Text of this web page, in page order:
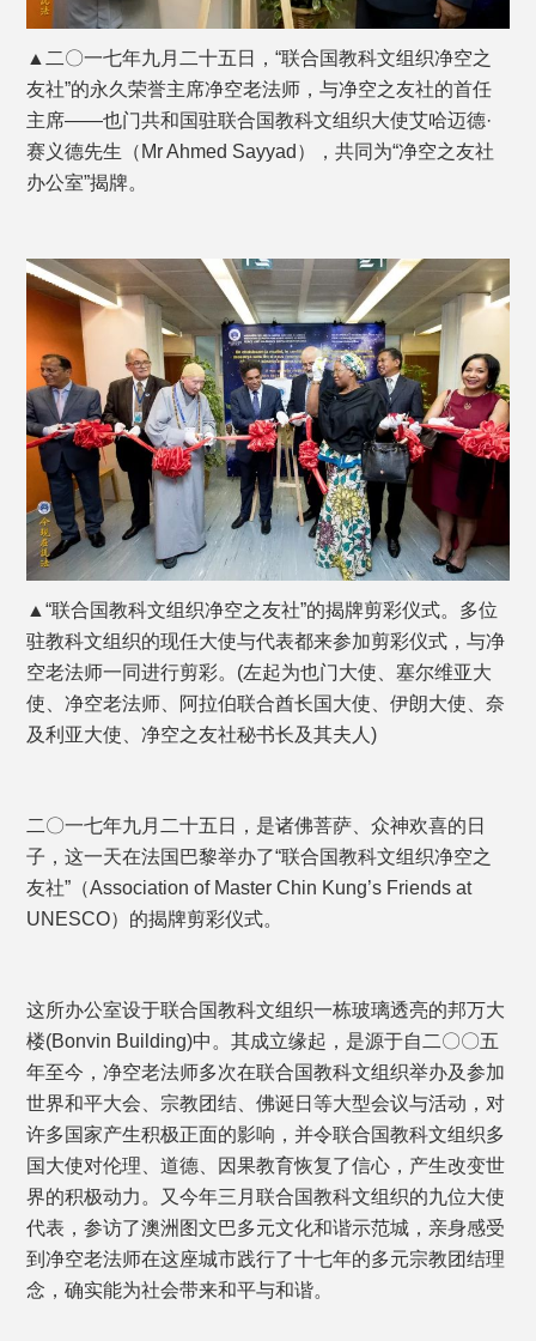
▲二〇一七年九月二十五日，“联合国教科文组织净空之
友社”的永久荣誉主席净空老法师，与净空之友社的首任
主席——也门共和国驻联合国教科文组织大使艾哈迈德·
赛义德先生（Mr Ahmed Sayyad），共同为“净空之友社
办公室”揭牌。
▲“联合国教科文组织净空之友社”的揭牌剪彩仪式。多位
驻教科文组织的现任大使与代表都来参加剪彩仪式，与净
空老法师一同进行剪彩。(左起为也门大使、塞尔维亚大
使、净空老法师、阿拉伯联合酋长国大使、伊朗大使、奈
及利亚大使、净空之友社秘书长及其夫人)
二〇一七年九月二十五日，是诸佛菩萨、众神欢喜的日
子，这一天在法国巴黎举办了“联合国教科文组织净空之
友社”（Association of Master Chin Kung’s Friends at
UNESCO）的揭牌剪彩仪式。
这所办公室设于联合国教科文组织一栋玻璃透亮的邦万大
楼(Bonvin Building)中。其成立缘起，是源于自二〇〇五
年至今，净空老法师多次在联合国教科文组织举办及参加
世界和平大会、宗教团结、佛诞日等大型会议与活动，对
许多国家产生积极正面的影响，并令联合国教科文组织多
国大使对伦理、道德、因果教育恢复了信心，产生改变世
界的积极动力。又今年三月联合国教科文组织的九位大使
代表，参访了澳洲图文巴多元文化和谐示范城，亲身感受
到净空老法师在这座城市践行了十七年的多元宗教团结理
念，确实能为社会带来和平与和谐。